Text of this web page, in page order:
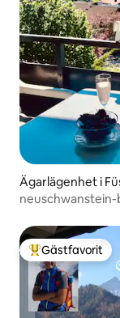
Ägarlägenhet i
Populär
Gästfavorit